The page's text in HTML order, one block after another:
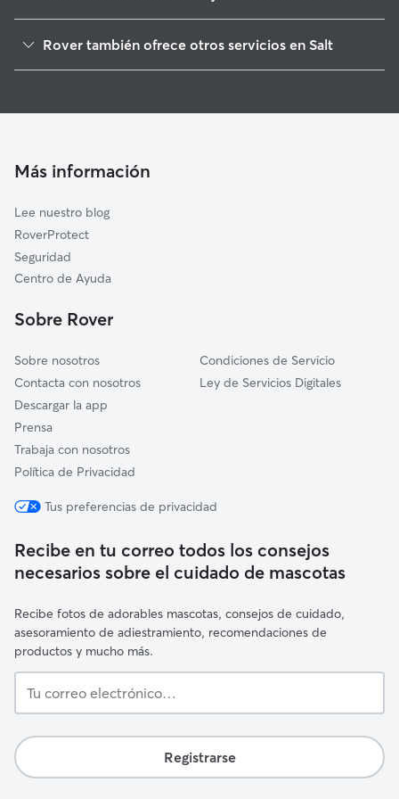
Aiguaviva
Sarrià de Ter
Quart
Llambilles
Sant Julià de Ramis
Celrà
Rover también ofrece otros servicios en Salt
Cuidadores a domicilio en Salt
Más información
Lee nuestro blog
RoverProtect
Seguridad
Centro de Ayuda
Sobre Rover
Sobre nosotros
Contacta con nosotros
Descargar la app
Prensa
Trabaja con nosotros
Política de Privacidad
Condiciones de Servicio
Ley de Servicios Digitales
Tus preferencias de privacidad
Recibe en tu correo todos los consejos
necesarios sobre el cuidado de mascotas
Recibe fotos de adorables mascotas, consejos de cuidado,
asesoramiento de adiestramiento, recomendaciones de
productos y mucho más.
correo
Registrarse